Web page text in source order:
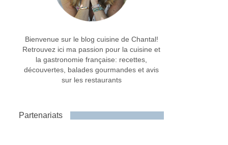
Bienvenue sur le blog cuisine de Chantal!
Retrouvez ici ma passion pour la cuisine et
la gastronomie française: recettes,
découvertes, balades gourmandes et avis
sur les restaurants
Partenariats